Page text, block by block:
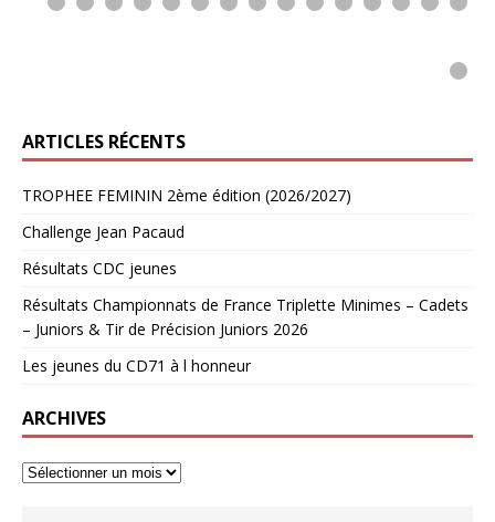
ARTICLES RÉCENTS
TROPHEE FEMININ 2ème édition (2026/2027)
Challenge Jean Pacaud
Résultats CDC jeunes
Résultats Championnats de France Triplette Minimes – Cadets
– Juniors & Tir de Précision Juniors 2026
Les jeunes du CD71 à l honneur
ARCHIVES